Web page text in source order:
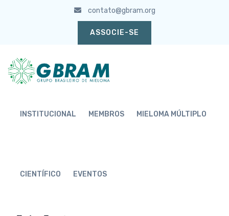
contato@gbram.org
ASSOCIE-SE
INSTITUCIONAL MEMBROS MIELOMA MÚLTIPLO
CIENTÍFICO EVENTOS